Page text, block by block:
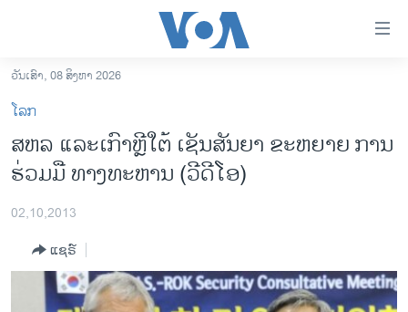
ເຂົ້າ
ຫາ
ຂ້າມ
ຂ້າມ
ຫາ
ອາເມຣິກາ
ຂ່າວ​ຈີນ
ໂລກ
ເອເຊຍ
ວັນເສົາ, 08 ສິງຫາ 2026
ໂລກ
ສຫລ ແລະເກົາຫຼີໃຕ້ ເຊັນສັນຍາ ຂະຫຍາຍ ການ
ຮ່ວມມື ທາງທະຫານ (ວີດີໂອ)
02,10,2013
ແຊຣ໌